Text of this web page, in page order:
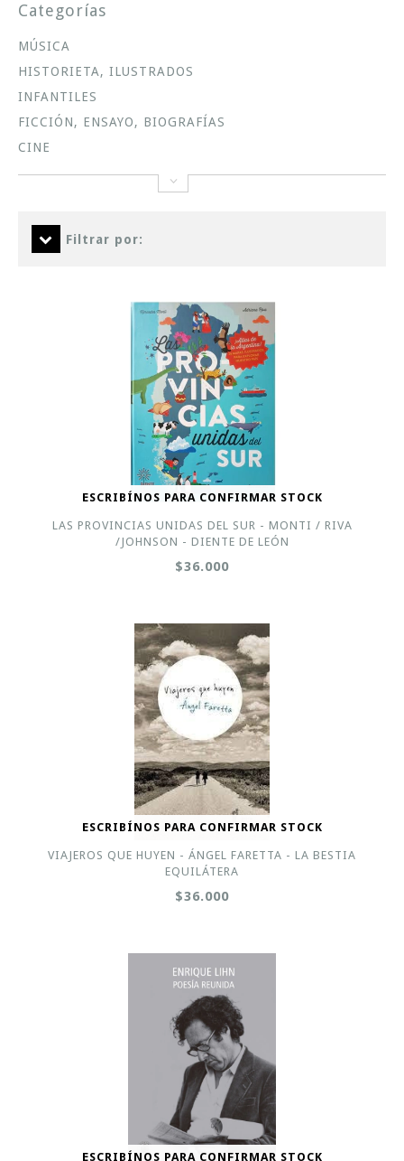
Categorías
MÚSICA
HISTORIETA, ILUSTRADOS
INFANTILES
FICCIÓN, ENSAYO, BIOGRAFÍAS
CINE
Filtrar por:
ESCRIBÍNOS PARA CONFIRMAR STOCK
LAS PROVINCIAS UNIDAS DEL SUR - MONTI / RIVA
/JOHNSON - DIENTE DE LEÓN
$36.000
ESCRIBÍNOS PARA CONFIRMAR STOCK
VIAJEROS QUE HUYEN - ÁNGEL FARETTA - LA BESTIA
EQUILÁTERA
$36.000
ESCRIBÍNOS PARA CONFIRMAR STOCK